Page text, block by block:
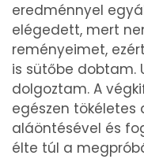
eredménnyel
elégedett, mert
reményeimet,
is sütőbe dobtam.
dolgoztam. A
egészen tökéletes
aláöntésével és
élte túl a